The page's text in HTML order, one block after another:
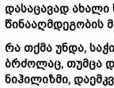
დასაცავად ახალი
წინააღმდეგობის
რა თქმა უნდა,
ბრძოლაც, თუმცა
ნიჰილიზმი,